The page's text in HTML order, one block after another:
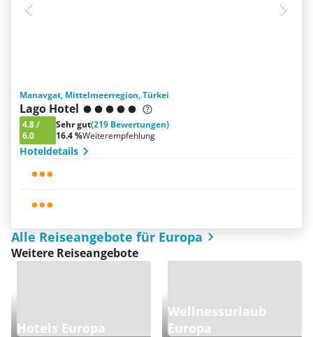
Manavgat, Mittelmeerregion, Türkei
Lago Hotel
4.8/
6.0
Sehr gut(219 Bewertungen)
16.4 %Weiterempfehlung
Hoteldetails
Alle Reiseangebote für Europa
Weitere Reiseangebote
Hotels Europa
Wellnessurlaub
Europa